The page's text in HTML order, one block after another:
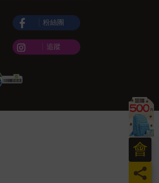
員
會
粉絲團
追蹤